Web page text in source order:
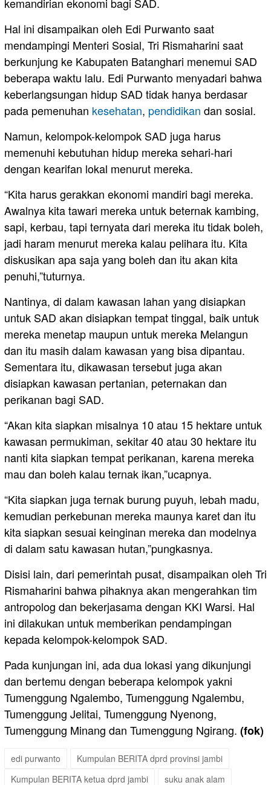
Hal ini disampaikan oleh Edi Purwanto saat
mendampingi Menteri Sosial, Tri Rismaharini saat
berkunjung ke Kabupaten Batanghari menemui SAD
beberapa waktu lalu. Edi Purwanto menyadari bahwa
keberlangsungan hidup SAD tidak hanya berdasar
pada pemenuhan kesehatan, pendidikan dan sosial.
Namun, kelompok-kelompok SAD juga harus
memenuhi kebutuhan hidup mereka sehari-hari
dengan kearifan lokal menurut mereka.
“Kita harus gerakkan ekonomi mandiri bagi mereka.
Awalnya kita tawari mereka untuk beternak kambing,
sapi, kerbau, tapi ternyata dari mereka itu tidak boleh,
jadi haram menurut mereka kalau pelihara itu. Kita
diskusikan apa saja yang boleh dan itu akan kita
penuhi,”tuturnya.
Nantinya, di dalam kawasan lahan yang disiapkan
untuk SAD akan disiapkan tempat tinggal, baik untuk
mereka menetap maupun untuk mereka Melangun
dan itu masih dalam kawasan yang bisa dipantau.
Sementara itu, dikawasan tersebut juga akan
disiapkan kawasan pertanian, peternakan dan
perikanan bagi SAD.
“Akan kita siapkan misalnya 10 atau 15 hektare untuk
kawasan permukiman, sekitar 40 atau 30 hektare itu
nanti kita siapkan tempat perikanan, karena mereka
mau dan boleh kalau ternak ikan,”ucapnya.
“Kita siapkan juga ternak burung puyuh, lebah madu,
kemudian perkebunan mereka maunya karet dan itu
kita siapkan sesuai keinginan mereka dan modelnya
di dalam satu kawasan hutan,”pungkasnya.
Disisi lain, dari pemerintah pusat, disampaikan oleh Tri
Rismaharini bahwa pihaknya akan mengerahkan tim
antropolog dan bekerjasama dengan KKI Warsi. Hal
ini dilakukan untuk memberikan pendampingan
kepada kelompok-kelompok SAD.
Pada kunjungan ini, ada dua lokasi yang dikunjungi
dan bertemu dengan beberapa kelompok yakni
Tumenggung Ngalembo, Tumenggung Ngalembu,
Tumenggung Jelitai, Tumenggung Nyenong,
Tumenggung Minang dan Tumenggung Ngirang. (fok)
edi purwanto
Kumpulan BERITA dprd provinsi jambi
Kumpulan BERITA ketua dprd jambi
suku anak alam